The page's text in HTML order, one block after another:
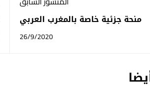
منحة جزئية خاصة بالمغرب العربي
26/9/2020